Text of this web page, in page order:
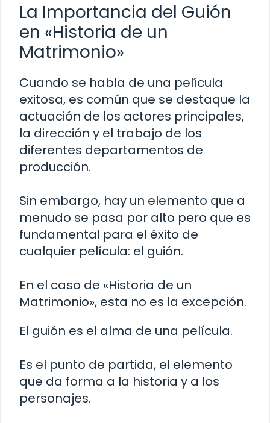
La Importancia del Guión
en «Historia de un
Matrimonio»
Cuando se habla de una película
exitosa, es común que se destaque la
actuación de los actores principales,
la dirección y el trabajo de los
diferentes departamentos de
producción.
Sin embargo, hay un elemento que a
menudo se pasa por alto pero que es
fundamental para el éxito de
cualquier película: el guión.
En el caso de «Historia de un
Matrimonio», esta no es la excepción.
El guión es el alma de una película.
Es el punto de partida, el elemento
que da forma a la historia y a los
personajes.